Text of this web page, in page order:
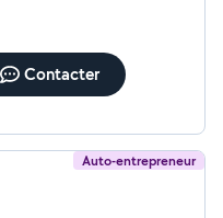
Contacter
Auto-entrepreneur